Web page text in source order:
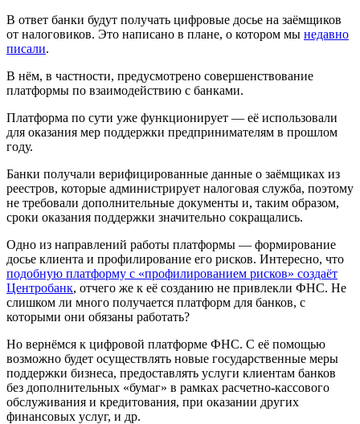
В ответ банки будут получать цифровые досье на заёмщиков
от налоговиков. Это написано в плане, о котором мы недавно
писали.
В нём, в частности, предусмотрено совершенствование
платформы по взаимодействию с банками.
Платформа по сути уже функционирует — её использовали
для оказания мер поддержки предпринимателям в прошлом
году.
Банки получали верифицированные данные о заёмщиках из
реестров, которые администрирует налоговая служба, поэтому
не требовали дополнительные документы и, таким образом,
сроки оказания поддержки значительно сокращались.
Одно из направлений работы платформы — формирование
досье клиента и профилирование его рисков. Интересно, что
подобную платформу с «профилированием рисков» создаёт
Центробанк, отчего же к её созданию не привлекли ФНС. Не
слишком ли много получается платформ для банков, с
которыми они обязаны работать?
Но вернёмся к цифровой платформе ФНС. С её помощью
возможно будет осуществлять новые государственные меры
поддержки бизнеса, предоставлять услуги клиентам банков
без дополнительных «бумаг» в рамках расчетно-кассового
обслуживания и кредитования, при оказании других
финансовых услуг, и др.